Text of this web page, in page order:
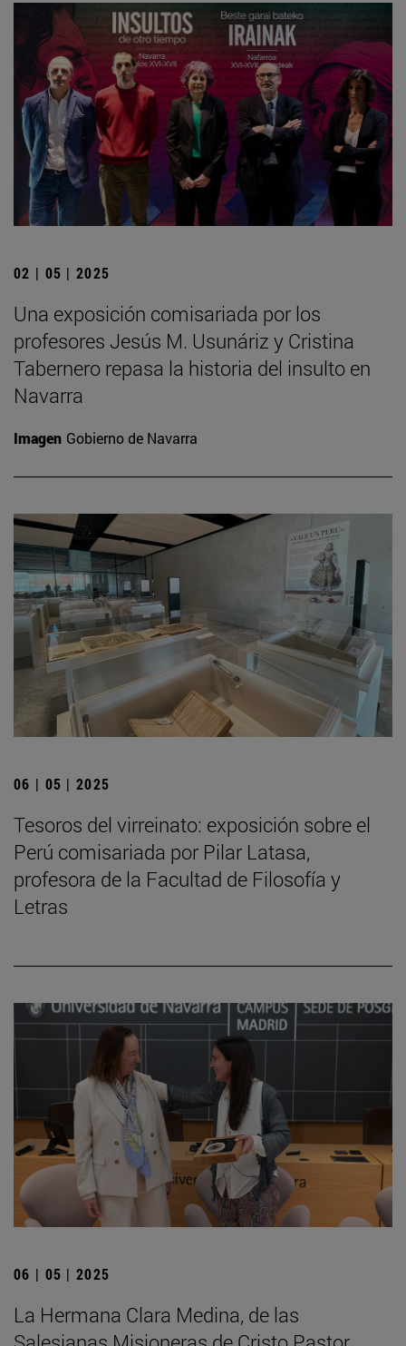
02 | 05 | 2025
Una exposición comisariada por los
profesores Jesús M. Usunáriz y Cristina
Tabernero repasa la historia del insulto en
Navarra
Imagen Gobierno de Navarra
06 | 05 | 2025
Tesoros del virreinato: exposición sobre el
Perú comisariada por Pilar Latasa,
profesora de la Facultad de Filosofía y
Letras
06 | 05 | 2025
La Hermana Clara Medina, de las